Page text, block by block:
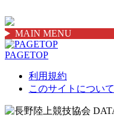
MAIN MENU
PAGETOP
利用規約
このサイトについて